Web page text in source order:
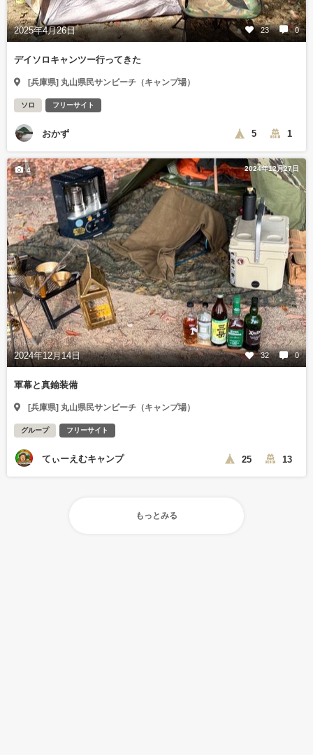
2025年4月26日 23 0
デイソロキャンツー行ってきた
[兵庫県] 丸山県民サンビーチ（キャンプ場）
ソロ フリーサイト
おかず 5 1
2024年12月27日
2024年12月14日 32 0
4
軍幕と真鍮装備
[兵庫県] 丸山県民サンビーチ（キャンプ場）
グループ フリーサイト
てぃーえむキャンプ 25 13
もっとみる